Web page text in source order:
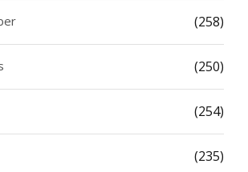
(258)
(250)
(254)
(235)